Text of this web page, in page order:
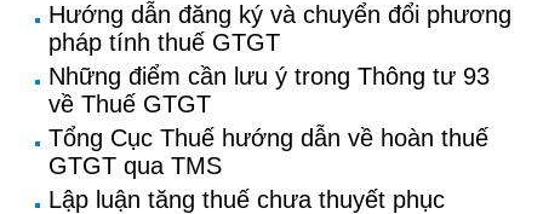
Hướng dẫn đăng ký và chuyển đổi phương
pháp tính thuế GTGT
Những điểm cần lưu ý trong Thông tư 93
về Thuế GTGT
Tổng Cục Thuế hướng dẫn về hoàn thuế
GTGT qua TMS
Lập luận tăng thuế chưa thuyết phục